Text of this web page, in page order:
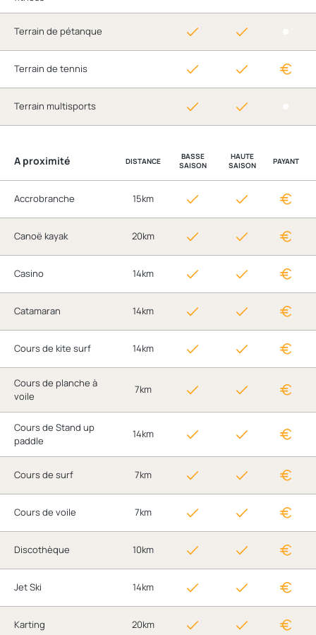
Terrain de pétanque
Terrain de tennis
Terrain multisports
A proximité DISTANCE
BASSE
SAISON
HAUTE
SAISON
PAYANT
Accrobranche 15km
Canoë kayak 20km
Casino 14km
Catamaran 14km
Cours de kite surf 14km
Cours de planche à
voile
7km
Cours de Stand up
paddle
14km
Cours de surf 7km
Cours de voile 7km
Discothèque 10km
Jet Ski 14km
Karting 20km